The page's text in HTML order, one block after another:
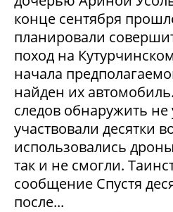
конце сентября
планировали
поход на
начала
найден их
следов обнаружить не
участвовали десятки
использовались
так и не смогли.
сообщение Спустя
после...